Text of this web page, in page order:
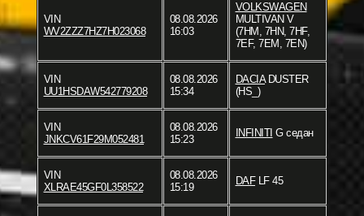
VIN
WV2ZZZ7HZ7H023068
08.08.2026
16:03
VOLKSWAGEN
MULTIVAN V
(7HM, 7HN, 7HF,
7EF, 7EM, 7EN)
VIN
UU1HSDAW542779208
08.08.2026
15:34
DACIADUSTER
(HS_)
VIN
JNKCV61F29M052481
08.08.2026
15:23
INFINITI G седан
VIN
XLRAE45GF0L358522
08.08.2026
15:19
DAFLF 45